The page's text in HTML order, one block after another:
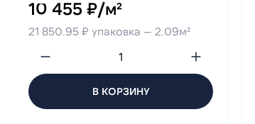
10 455 ₽/м²
21 850.95 ₽ упаковка — 2.09м²
В КОРЗИНУ